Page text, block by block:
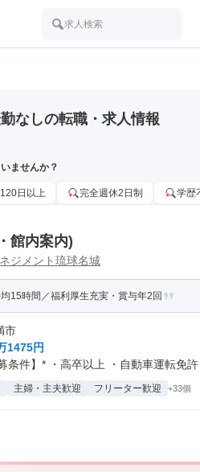
求人検索
なしの転職・求人情報
ませんか？
日以上 完全週休2日制 学歴
館内案内)
ジメント琉球名城
15時間／福利厚生充実・賞与年2回
市
1475円
条件】* ・高卒以上 ・自動車運転免許
主婦・主夫歓迎 フリーター歓迎 +33個